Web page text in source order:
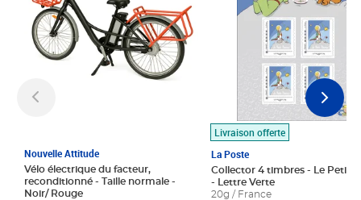
Nouvelle Attitude
Vélo électrique du facteur,
reconditionné - Taille normale -
Noir/ Rouge
Livraison offerte
La Poste
Collector 4 timbres - Le Petit
- Lettre Verte
20g / France